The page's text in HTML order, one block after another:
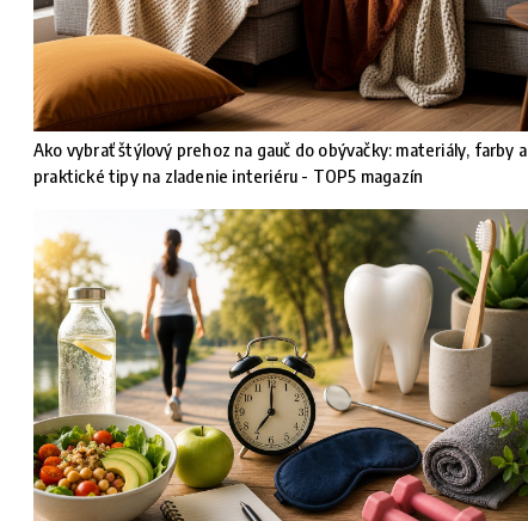
Ako vybrať štýlový prehoz na gauč do obývačky: materiály, farby a
praktické tipy na zladenie interiéru - TOP5 magazín